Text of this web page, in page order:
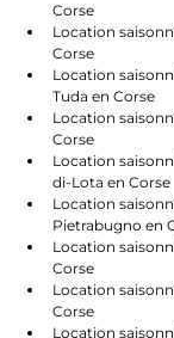
Corse
Location
Corse
Location
Tuda en Corse
Location
Corse
Location
di-Lota en Corse
Location
Pietrabugno en
Location
Corse
Location
Corse
Location